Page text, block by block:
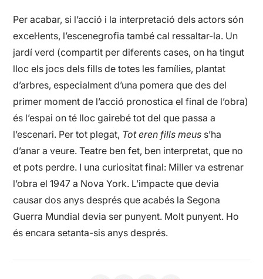
Per acabar, si l’acció i la interpretació dels actors són
excel·lents, l’escenegrofia també cal ressaltar-la. Un
jardí verd (compartit per diferents cases, on ha tingut
lloc els jocs dels fills de totes les famílies, plantat
d’arbres, especialment d’una pomera que des del
primer moment de l’acció pronostica el final de l’obra)
és l’espai on té lloc gairebé tot del que passa a
l’escenari. Per tot plegat, Tot eren fills meus s’ha
d’anar a veure. Teatre ben fet, ben interpretat, que no
et pots perdre. I una curiositat final: Miller va estrenar
l’obra el 1947 a Nova York. L’impacte que devia
causar dos anys després que acabés la Segona
Guerra Mundial devia ser punyent. Molt punyent. Ho
és encara setanta-sis anys després.